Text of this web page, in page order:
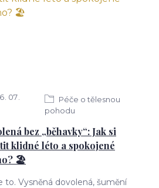
07
Péče o tělesnou
pohodu
bez „běhavky“: Jak si
klidné léto a spokojené
🏖️
to. Vysněná dovolená, šumění